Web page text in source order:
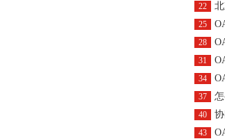
22
25
28
31
34
37
40
43